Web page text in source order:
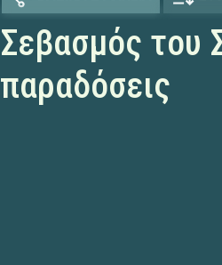
Σεβασμός του
παραδόσεις